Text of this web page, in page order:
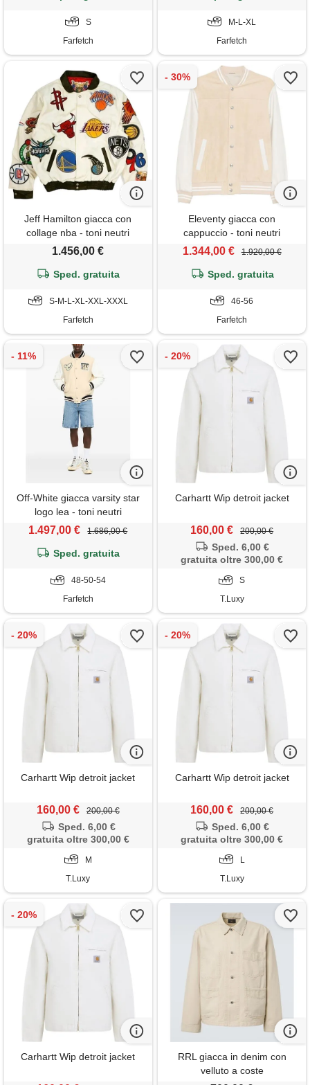
S
Farfetch
M-L-XL
Farfetch
Jeff Hamilton giacca con
collage nba - toni neutri
1.456,00 €
Sped. gratuita
S-M-L-XL-XXL-XXXL
Farfetch
Eleventy giacca con
cappuccio - toni neutri
1.344,00 € 1.920,00 €
Sped. gratuita
46-56
Farfetch
Off-White giacca varsity star
logo lea - toni neutri
1.497,00 € 1.686,00 €
Sped. gratuita
48-50-54
Farfetch
Carhartt Wip detroit jacket
160,00 € 200,00 €
Sped. 6,00 €
gratuita oltre 300,00 €
S
T.Luxy
Carhartt Wip detroit jacket
160,00 € 200,00 €
Sped. 6,00 €
gratuita oltre 300,00 €
M
T.Luxy
Carhartt Wip detroit jacket
160,00 € 200,00 €
Sped. 6,00 €
gratuita oltre 300,00 €
L
T.Luxy
Carhartt Wip detroit jacket
RRL giacca in denim con
velluto a coste